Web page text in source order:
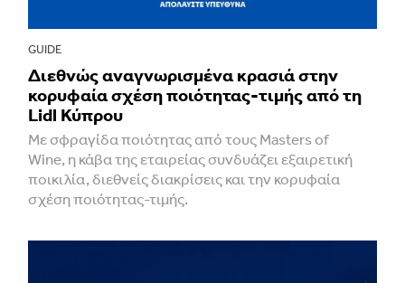
GUIDE
Διεθνώς αναγνωρισμένα κρασιά στην
κορυφαία σχέση ποιότητας-τιμής από τη
Lidl Κύπρου
Με σφραγίδα ποιότητας από τους Masters of
Wine, η κάβα της εταιρείας συνδυάζει εξαιρετική
ποικιλία, διεθνείς διακρίσεις και την κορυφαία
σχέση ποιότητας-τιμής.